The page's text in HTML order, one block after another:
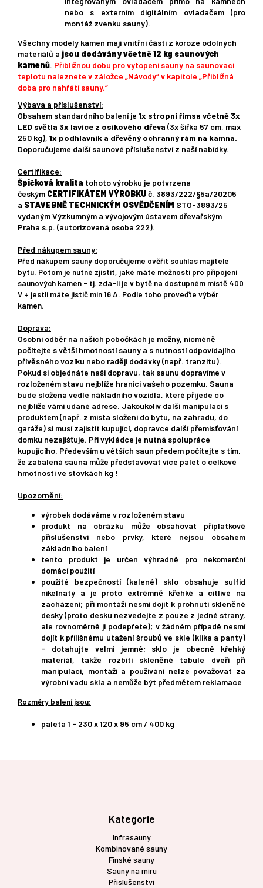
nebo s externím digitálním ovladačem (pro
montáž zvenku sauny).
Všechny modely kamen mají vnitřní části z koroze odolných
materiálů a jsou dodávány včetně 12 kg saunových
kamenů. Přibližnou dobu pro vytopení sauny na saunovací
teplotu naleznete v záložce „Návody“ v kapitole „Přibližná
doba pro nahřátí sauny.“
Výbava a příslušenství:
Obsahem standardního balení je 1x stropní římsa včetně 3x
LED světla 3x lavice z osikového dřeva (3x šířka 57 cm, max
250 kg), 1x podhlavník a dřevěný ochranný rám na kamna.
Doporučujeme další saunové příslušenství z naší nabídky.
Certifikace:
Špičková kvalita tohoto výrobku je potvrzena
českým CERTIFIKÁTEM VÝROBKUč. 3893/222/§5a/20205
a STAVEBNĚ TECHNICKÝM OSVĚDČENÍM STO-3893/25
vydaným Výzkumným a vývojovým ústavem dřevařským
Praha s.p. (autorizovaná osoba 222).
Před nákupem sauny:
Před nákupem sauny doporučujeme ověřit souhlas majitele
bytu. Potom je nutné zjistit, jaké máte možnosti pro připojení
saunových kamen - tj. zda-li je v bytě na dostupném místě 400
V + jestli máte jistič min 16 A. Podle toho proveďte výběr
kamen.
Doprava:
Osobní odběr na našich pobočkách je možný, nicméně
počítejte s větší hmotností sauny a s nutností odpovídajího
přívěsného vozíku nebo raději dodávky (např. tranzitu).
Pokud si objednáte naši dopravu, tak saunu dopravíme v
rozloženém stavu nejblíže hranici vašeho pozemku. Sauna
bude složena vedle nákladního vozidla, které přijede co
nejblíže vámi udané adrese. Jakoukoliv další manipulaci s
produktem (např. z místa složení do bytu, na zahradu, do
garáže) si musí zajistit kupující, dopravce další přemisťování
domku nezajišťuje. Při vykládce je nutná spolupráce
kupujícího. Především u větších saun předem počítejte s tím,
že zabalená sauna může představovat více palet o celkové
hmotnosti ve stovkách kg !
Upozornění:
výrobek dodáváme v rozloženém stavu
produkt na obrázku může obsahovat příplatkové
příslušenství nebo prvky, které nejsou obsahem
základního balení
tento produkt je určen výhradně pro nekomerční
domácí použití
použité bezpečností (kalené) sklo obsahuje sulfid
nikelnatý a je proto extrémně křehké a citlivé na
zacházení; při montáži nesmí dojít k prohnutí skleněné
desky (proto desku nezvedejte z pouze z jedné strany,
ale rovnoměrně ji podepřete); v žádném případě nesmí
dojít k přílišnému utažení šroubů ve skle (klika a panty)
- dotahujte velmi jemně; sklo je obecně křehký
materiál, takže rozbití skleněné tabule dveří při
manipulaci, montáži a používání nelze považovat za
výrobní vadu skla a nemůže být předmětem reklamace
Rozměry balení jsou:
paleta 1 - 230 x 120 x 95 cm / 400 kg
Kategorie
Infrasauny
Kombinované sauny
Finské sauny
Sauny na míru
Příslušenství